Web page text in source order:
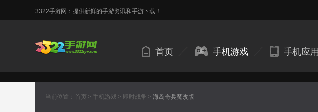
3322手游网：提供新鲜的手游资讯和手游下载！
首页 手机游戏 手机应用
当前位置： 首页 > 手机游戏 > 即时战争 > 海岛奇兵魔改版